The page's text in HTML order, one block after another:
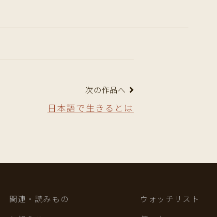
次の作品へ
日本語で生きるとは
関連・読みもの
ウォッチリスト